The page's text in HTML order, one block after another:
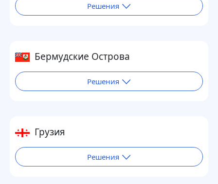
Решения
Бермудские Острова
Решения
Грузия
Решения